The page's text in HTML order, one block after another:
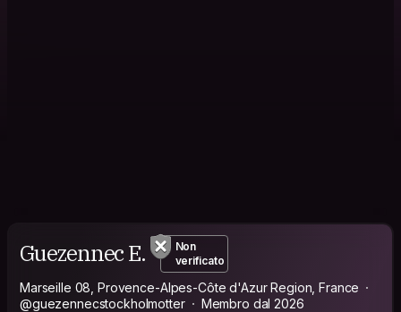
Guezennec E.
Non
verificato
Marseille 08, Provence-Alpes-Côte d'Azur Region, France
@guezennecstockholmotter
Membro dal 2026